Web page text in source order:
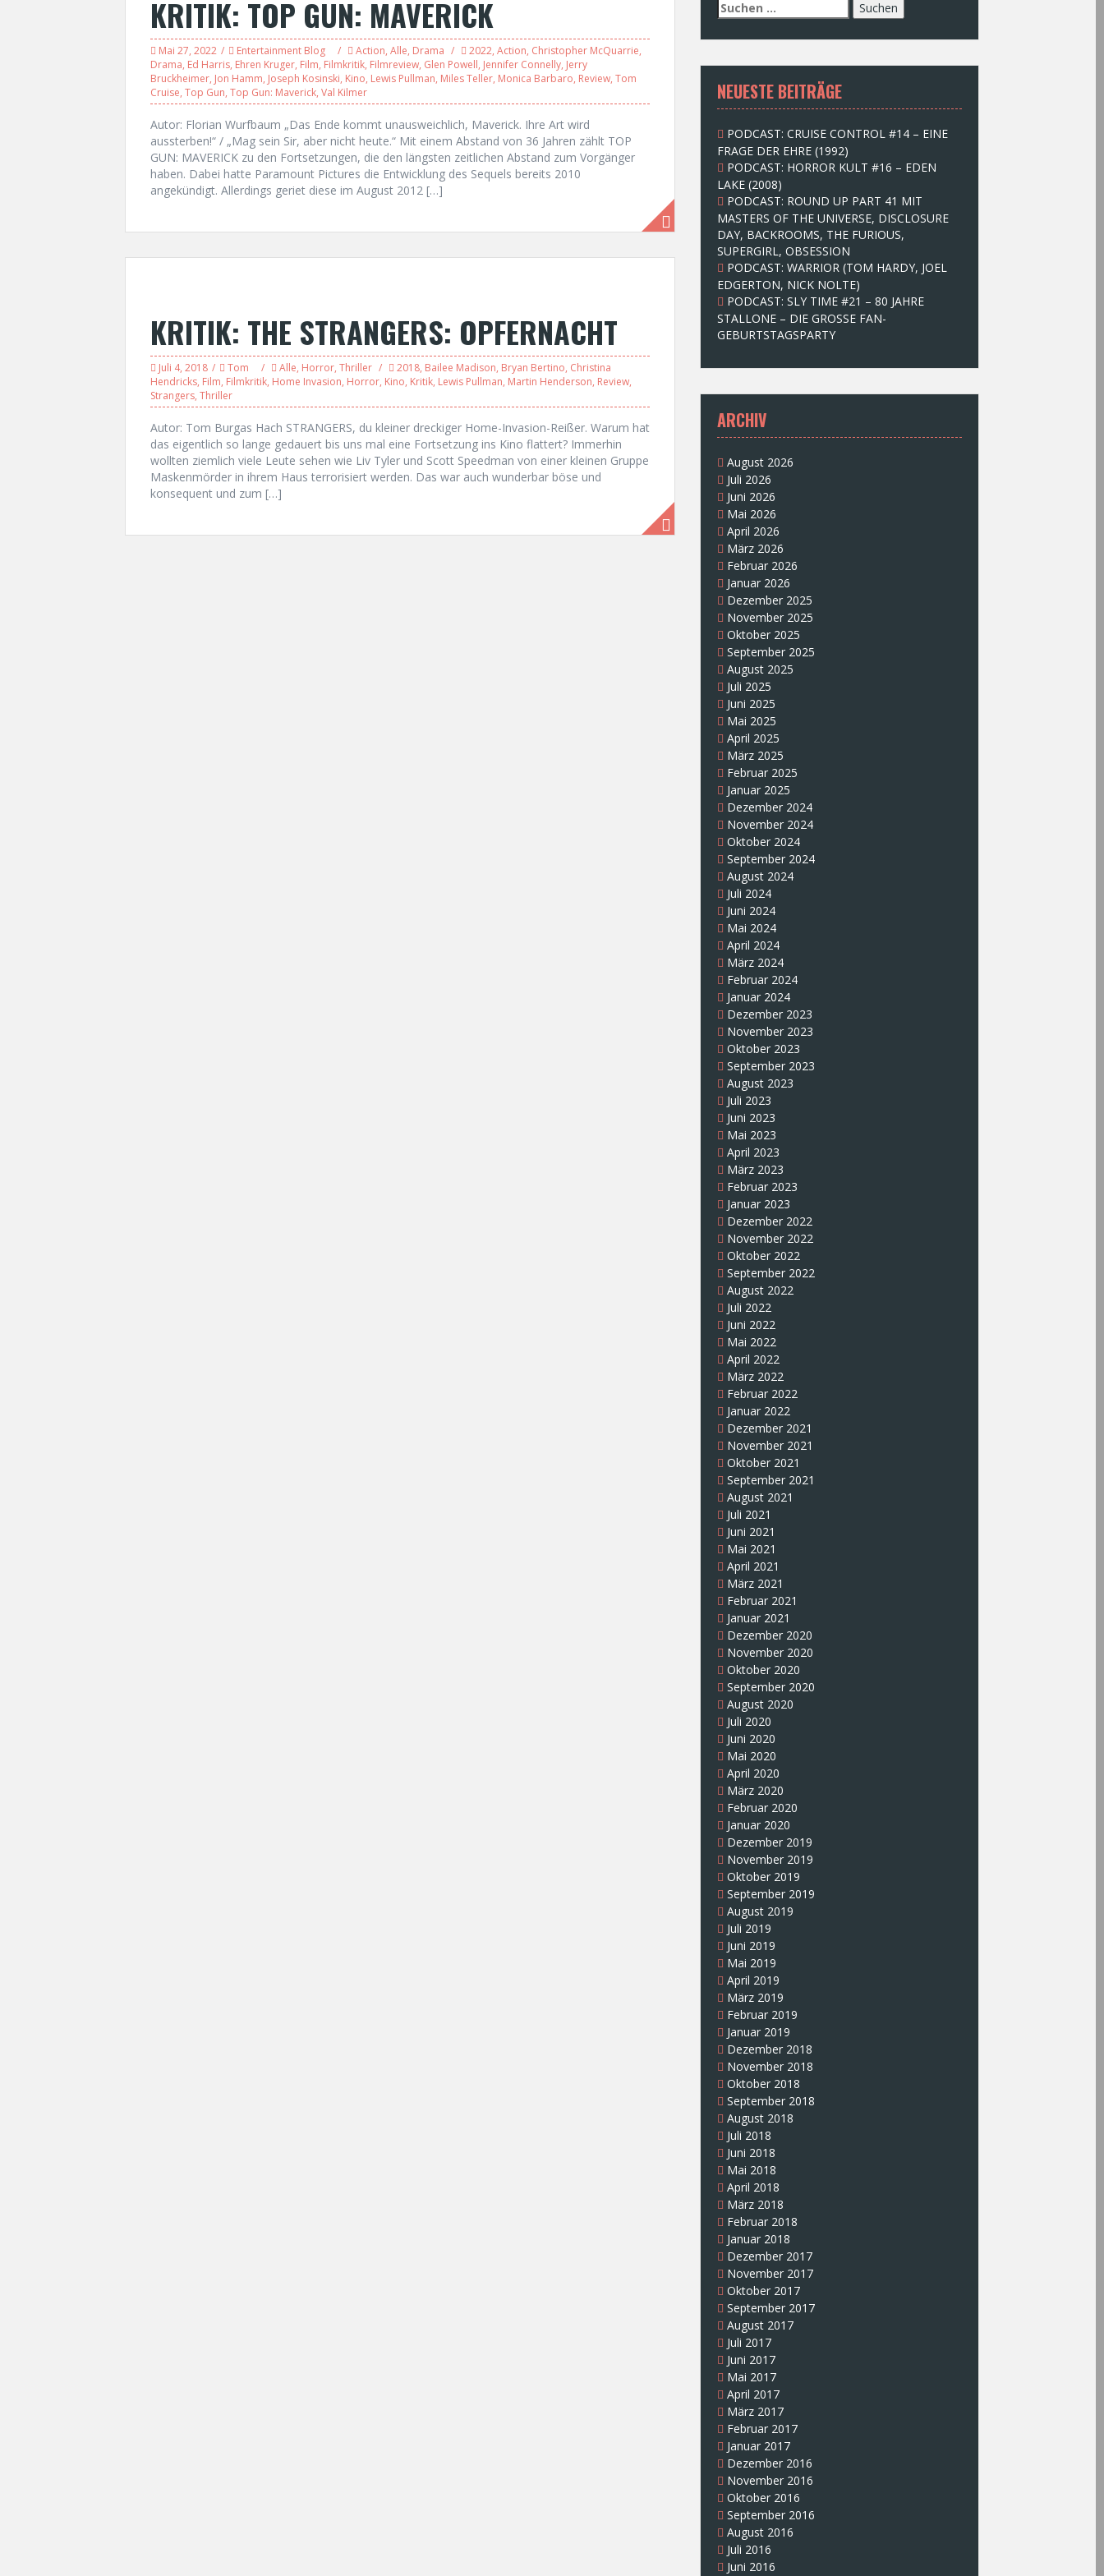
KRITIK: TOP GUN: MAVERICK
Mai 27, 2022 Entertainment Blog Action, Alle, Drama 2022, Action, Christopher McQuarrie,
Drama, Ed Harris, Ehren Kruger, Film, Filmkritik, Filmreview, Glen Powell, Jennifer Connelly, Jerry
Bruckheimer, Jon Hamm, Joseph Kosinski, Kino, Lewis Pullman, Miles Teller, Monica Barbaro, Review, Tom
Cruise, Top Gun, Top Gun: Maverick, Val Kilmer
Autor: Florian Wurfbaum „Das Ende kommt unausweichlich, Maverick. Ihre Art wird
aussterben!“ / „Mag sein Sir, aber nicht heute.“ Mit einem Abstand von 36 Jahren zählt TOP
GUN: MAVERICK zu den Fortsetzungen, die den längsten zeitlichen Abstand zum Vorgänger
haben. Dabei hatte Paramount Pictures die Entwicklung des Sequels bereits 2010
angekündigt. Allerdings geriet diese im August 2012 […]
KRITIK: THE STRANGERS: OPFERNACHT
Juli 4, 2018 Tom Alle, Horror, Thriller 2018, Bailee Madison, Bryan Bertino, Christina
Hendricks, Film, Filmkritik, Home Invasion, Horror, Kino, Kritik, Lewis Pullman, Martin Henderson, Review,
Strangers, Thriller
Autor: Tom Burgas Hach STRANGERS, du kleiner dreckiger Home-Invasion-Reißer. Warum hat
das eigentlich so lange gedauert bis uns mal eine Fortsetzung ins Kino flattert? Immerhin
wollten ziemlich viele Leute sehen wie Liv Tyler und Scott Speedman von einer kleinen Gruppe
Maskenmörder in ihrem Haus terrorisiert werden. Das war auch wunderbar böse und
konsequent und zum […]
S
u
c
e
n
n
c
h
:
NEUESTE BEITRÄGE
PODCAST: CRUISE CONTROL #14 – EINE
FRAGE DER EHRE (1992)
PODCAST: HORROR KULT #16 – EDEN
LAKE (2008)
PODCAST: ROUND UP PART 41 MIT
MASTERS OF THE UNIVERSE, DISCLOSURE
DAY, BACKROOMS, THE FURIOUS,
SUPERGIRL, OBSESSION
PODCAST: WARRIOR (TOM HARDY, JOEL
EDGERTON, NICK NOLTE)
PODCAST: SLY TIME #21 – 80 JAHRE
STALLONE – DIE GROSSE FAN-
GEBURTSTAGSPARTY
ARCHIV
August 2026
Juli 2026
Juni 2026
Mai 2026
April 2026
März 2026
Februar 2026
Januar 2026
Dezember 2025
November 2025
Oktober 2025
September 2025
August 2025
Juli 2025
Juni 2025
Mai 2025
April 2025
März 2025
Februar 2025
Januar 2025
Dezember 2024
November 2024
Oktober 2024
September 2024
August 2024
Juli 2024
Juni 2024
Mai 2024
April 2024
März 2024
Februar 2024
Januar 2024
Dezember 2023
November 2023
Oktober 2023
September 2023
August 2023
Juli 2023
Juni 2023
Mai 2023
April 2023
März 2023
Februar 2023
Januar 2023
Dezember 2022
November 2022
Oktober 2022
September 2022
August 2022
Juli 2022
Juni 2022
Mai 2022
April 2022
März 2022
Februar 2022
Januar 2022
Dezember 2021
November 2021
Oktober 2021
September 2021
August 2021
Juli 2021
Juni 2021
Mai 2021
April 2021
März 2021
Februar 2021
Januar 2021
Dezember 2020
November 2020
Oktober 2020
September 2020
August 2020
Juli 2020
Juni 2020
Mai 2020
April 2020
März 2020
Februar 2020
Januar 2020
Dezember 2019
November 2019
Oktober 2019
September 2019
August 2019
Juli 2019
Juni 2019
Mai 2019
April 2019
März 2019
Februar 2019
Januar 2019
Dezember 2018
November 2018
Oktober 2018
September 2018
August 2018
Juli 2018
Juni 2018
Mai 2018
April 2018
März 2018
Februar 2018
Januar 2018
Dezember 2017
November 2017
Oktober 2017
September 2017
August 2017
Juli 2017
Juni 2017
Mai 2017
April 2017
März 2017
Februar 2017
Januar 2017
Dezember 2016
November 2016
Oktober 2016
September 2016
August 2016
Juli 2016
Juni 2016